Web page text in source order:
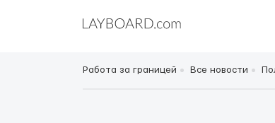
Работа за границей Все новости